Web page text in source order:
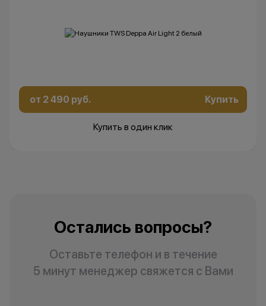
от 2 490 руб. Купить
Купить в один клик
Остались вопросы?
Оставьте телефон и в течение
5 минут менеджер свяжется с Вами